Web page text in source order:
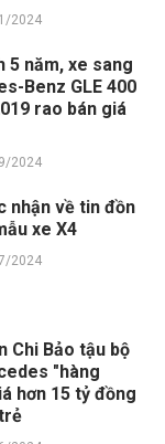
2024
5 năm, xe sang
Benz GLE 400
rao bán giá
2024
nhận về tin đồn
xe X4
2024
Chi Bảo tậu bộ
"hàng
hơn 15 tỷ đồng